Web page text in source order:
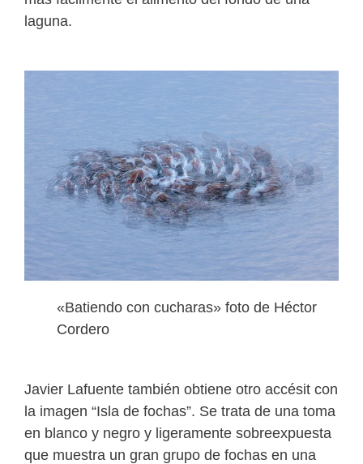
laguna.
«Batiendo con cucharas» foto de Héctor
Cordero
Javier Lafuente también obtiene otro accésit con
la imagen “Isla de fochas”. Se trata de una toma
en blanco y negro y ligeramente sobreexpuesta
que muestra un gran grupo de fochas en una